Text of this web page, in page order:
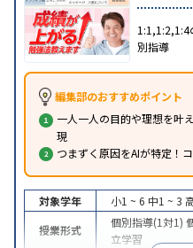
1:1,1:2,1:4
別指導
編集部のおすすめポイント
一人一人の目的や理想を叶
現
つまずく原因をAIが特定！
対象学年 小1 ~ 6 中1 ~ 3
授業形式
個別指導(1対1)
立学習